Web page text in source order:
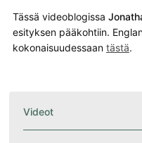
Tässä videoblogissa
esityksen pääkohtiin.
kokonaisuudessaan tästä.
Videot